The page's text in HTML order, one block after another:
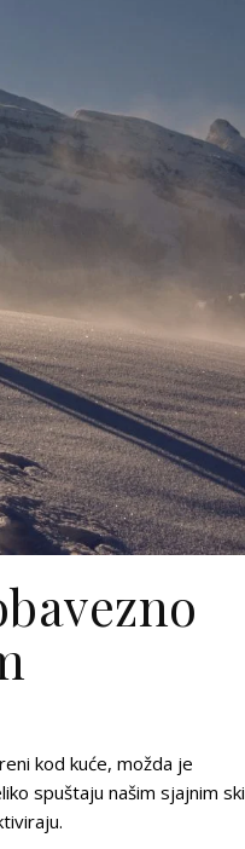
kod kuće, možda je
spuštaju našim sjajnim ski